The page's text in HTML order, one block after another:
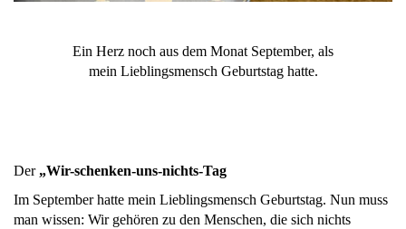
Ein Herz noch aus dem Monat September, als
mein Lieblingsmensch Geburtstag hatte.
Der„Wir-schenken-uns-nichts-Tag
Im September hatte mein Lieblingsmensch Geburtstag. Nun muss
man wissen: Wir gehören zu den Menschen, die sich nichts